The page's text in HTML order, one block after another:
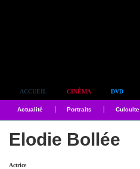
ACCUEIL CINÉMA DVD
Actualité Portraits Culculte
Elodie Bollée
Actrice